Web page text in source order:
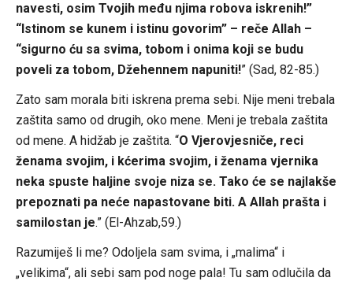
navesti, osim Tvojih među njima robova iskrenih!”
“Istinom se kunem i istinu govorim” – reče Allah –
“sigurno ću sa svima, tobom i onima koji se budu
poveli za tobom, Džehennem napuniti!” (Sad, 82-85.)
Zato sam morala biti iskrena prema sebi. Nije meni trebala
zaštita samo od drugih, oko mene. Meni je trebala zaštita
od mene. A hidžab je zaštita. “O Vjerovjesniče, reci
ženama svojim, i kćerima svojim, i ženama vjernika
neka spuste haljine svoje niza se. Tako će se najlakše
prepoznati pa neće napastovane biti. A Allah prašta i
samilostan je.” (El-Ahzab,59.)
Razumiješ li me? Odoljela sam svima, i „malima“ i
„velikima“, ali sebi sam pod noge pala! Tu sam odlučila da